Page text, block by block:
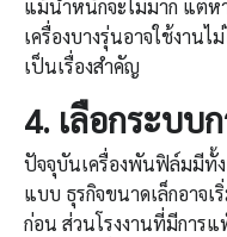
แม้น้ำหนักจะไม่มาก แต่ห
เครื่องบางรุ่นอาจใช้งาน
เป็นเรื่องสำคัญ
4. เลือกระบบ
ปัจจุบันเครื่องพันฟิล์มมีทั้
แบบ ธุรกิจขนาดเล็กอาจ
ก่อน ส่วนโรงงานที่มีการ